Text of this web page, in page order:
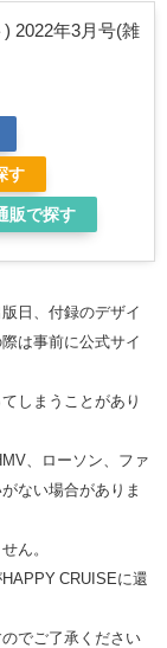
2022年3月号(雑
す
販で探す
日、付録のデザイ
は事前に公式サイ
しまうことがあり
、ローソン、ファ
ない場合がありま
ん。
CRUISEに還
でご了承ください